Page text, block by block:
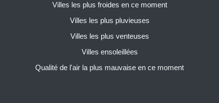
Villes les plus froides en ce moment
Villes les plus pluvieuses
Villes les plus venteuses
Villes ensoleillées
Qualité de l'air la plus mauvaise en ce moment